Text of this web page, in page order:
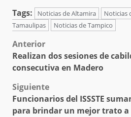
Tags:
Noticias de Altamira Noticias
Tamaulipas
Noticias de Tampico
Post
navigation
Anterior
Realizan dos sesiones de
consecutiva en Madero
Siguiente
Funcionarios del ISSSTE
para brindar un mejor trato